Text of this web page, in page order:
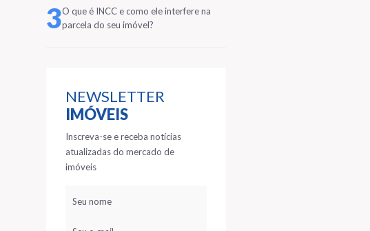
3O que é INCC e como ele interfere na
parcela do seu imóvel?
NEWSLETTER
IMÓVEIS
Inscreva-se e receba notícias
atualizadas do mercado de
imóveis